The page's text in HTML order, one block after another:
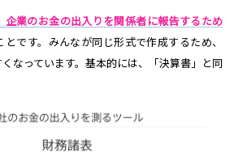
企業のお金の出入りを関係者に報告するため
とです。みんなが同じ形式で作成するため、
なっています。基本的には、「決算書」と同